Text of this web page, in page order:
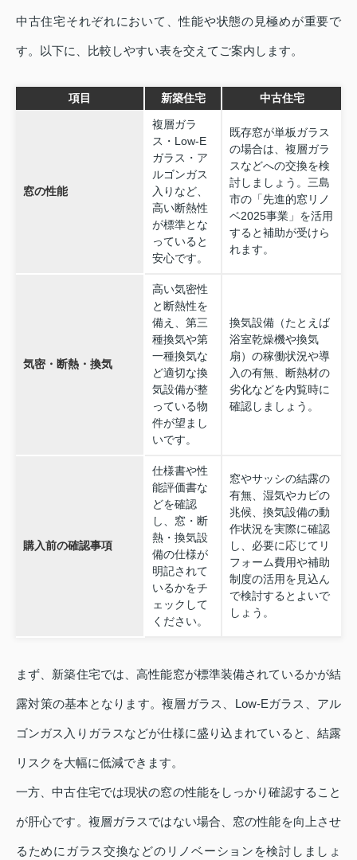
中古住宅それぞれにおいて、性能や状態の見極めが重要で
す。以下に、比較しやすい表を交えてご案内します。
項目 新築住宅 中古住宅
窓の性能
複層ガラ
ス・Low‑E
ガラス・ア
ルゴンガス
入りなど、
高い断熱性
が標準とな
っていると
安心です。
既存窓が単板ガラス
の場合は、複層ガラ
スなどへの交換を検
討しましょう。三島
市の「先進的窓リノ
ベ2025事業」を活用
すると補助が受けら
れます。
気密・断熱・換気
高い気密性
と断熱性を
備え、第三
種換気や第
一種換気な
ど適切な換
気設備が整
っている物
件が望まし
いです。
換気設備（たとえば
浴室乾燥機や換気
扇）の稼働状況や導
入の有無、断熱材の
劣化などを内覧時に
確認しましょう。
購入前の確認事項
仕様書や性
能評価書な
どを確認
し、窓・断
熱・換気設
備の仕様が
明記されて
いるかをチ
ェックして
ください。
窓やサッシの結露の
有無、湿気やカビの
兆候、換気設備の動
作状況を実際に確認
し、必要に応じてリ
フォーム費用や補助
制度の活用を見込ん
で検討するとよいで
しょう。
まず、新築住宅では、高性能窓が標準装備されているかが結
露対策の基本となります。複層ガラス、Low‑Eガラス、アル
ゴンガス入りガラスなどが仕様に盛り込まれていると、結露
リスクを大幅に低減できます。
一方、中古住宅では現状の窓の性能をしっかり確認すること
が肝心です。複層ガラスではない場合、窓の性能を向上させ
るためにガラス交換などのリノベーションを検討しましょ